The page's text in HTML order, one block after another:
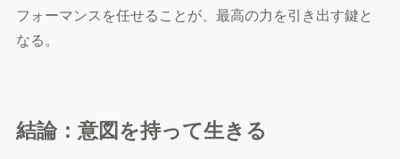
フォーマンスを任せることが、最高の力を引き出す鍵と
なる。
結論：意図を持って生きる